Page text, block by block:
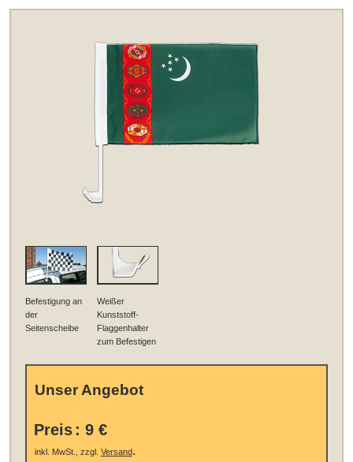
Befestigung an
der
Seitenscheibe
Weißer
Kunststoff-
Flaggenhalter
zum Befestigen
Unser Angebot
Preis : 9 €
inkl. MwSt., zzgl. Versand.